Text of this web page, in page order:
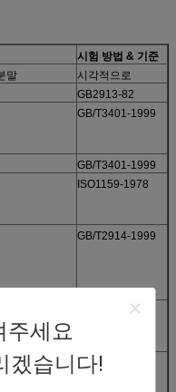
주세요
겠습니다!
시험 방법 & 기준
말
시각적으로
GB2913-82
GB/T3401-1999
GB/T3401-1999
ISO1159-1978
GB/T2914-1999
GB/T60031
GB20022-2005